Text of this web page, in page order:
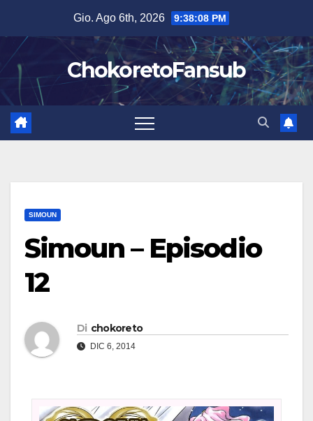
contenuto
Gio. Ago 6th, 2026 9:38:09 PM
ChokoretoFansub
SIMOUN
Simoun – Episodio
12
Di chokoreto
DIC 6, 2014